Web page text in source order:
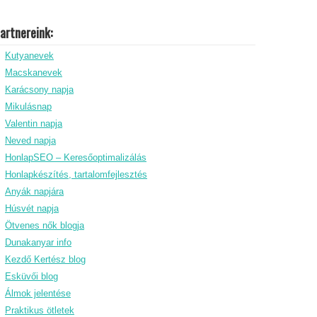
Kutyanevek
Macskanevek
Karácsony napja
Mikulásnap
Valentin napja
Neved napja
HonlapSEO – Keresőoptimalizálás
Honlapkészítés, tartalomfejlesztés
Anyák napjára
Húsvét napja
Ötvenes nők blogja
Dunakanyar info
Kezdő Kertész blog
Esküvői blog
Álmok jelentése
Praktikus ötletek